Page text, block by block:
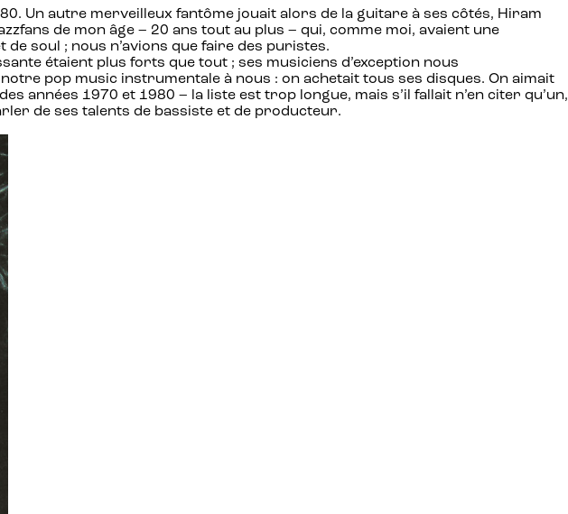
Un autre merveilleux fantôme jouait alors de la guitare à ses côtés, Hiram
de mon âge – 20 ans tout au plus – qui, comme moi, avaient une
soul ; nous n’avions que faire des puristes.
étaient plus forts que tout ; ses musiciens d’exception nous
pop music instrumentale à nous : on achetait tous ses disques. On aimait
années 1970 et 1980 – la liste est trop longue, mais s’il fallait n’en citer qu’un,
de ses talents de bassiste et de producteur.